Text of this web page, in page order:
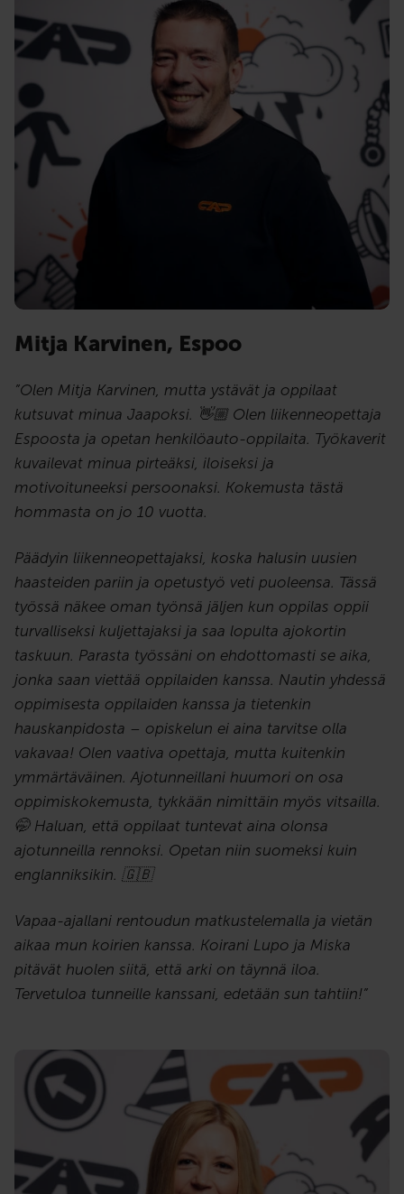
Mitja Karvinen, Espoo
”Olen Mitja Karvinen, mutta ystävät ja oppilaat
kutsuvat minua Jaapoksi. 👋🏼 Olen liikenneopettaja
Espoosta ja opetan henkilöauto-oppilaita. Työkaverit
kuvailevat minua pirteäksi, iloiseksi ja
motivoituneeksi persoonaksi. Kokemusta tästä
hommasta on jo 10 vuotta.
Päädyin liikenneopettajaksi, koska halusin uusien
haasteiden pariin ja opetustyö veti puoleensa. Tässä
työssä näkee oman työnsä jäljen kun oppilas oppii
turvalliseksi kuljettajaksi ja saa lopulta ajokortin
taskuun. Parasta työssäni on ehdottomasti se aika,
jonka saan viettää oppilaiden kanssa. Nautin yhdessä
oppimisesta oppilaiden kanssa ja tietenkin
hauskanpidosta – opiskelun ei aina tarvitse olla
vakavaa! Olen vaativa opettaja, mutta kuitenkin
ymmärtäväinen. Ajotunneillani huumori on osa
oppimiskokemusta, tykkään nimittäin myös vitsailla.
🤭 Haluan, että oppilaat tuntevat aina olonsa
ajotunneilla rennoksi. Opetan niin suomeksi kuin
englanniksikin. 🇬🇧
Vapaa-ajallani rentoudun matkustelemalla ja vietän
aikaa mun koirien kanssa. Koirani Lupo ja Miska
pitävät huolen siitä, että arki on täynnä iloa.
Tervetuloa tunneille kanssani, edetään sun tahtiin!”